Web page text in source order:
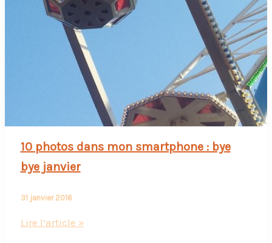
10 photos dans mon smartphone : bye
bye janvier
31 janvier 2016
10
Lire l’article »